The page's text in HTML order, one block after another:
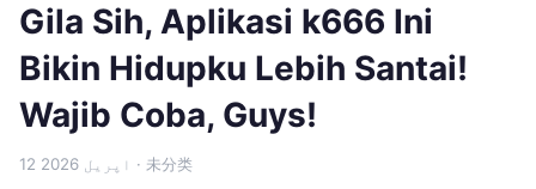
Gila Sih, Aplikasi k666 Ini
Bikin Hidupku Lebih Santai!
Wajib Coba, Guys!
12 اپریل 2026 · 未分类